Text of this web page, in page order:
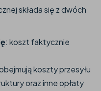
składa się z dwóch
: koszt faktycznie
koszty przesyłu
oraz inne opłaty